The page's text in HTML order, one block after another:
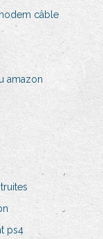
câble
amazon
ps4